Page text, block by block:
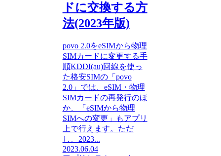
ドに交換する方
法(2023年版)
povo 2.0をeSIMから物理
SIMカードに変更する手
順KDDI(au)回線を使っ
た格安SIMの「povo
2.0」では、eSIM・物理
SIMカードの再発行のほ
か、「eSIMから物理
SIMへの変更」もアプリ
上で行えます。ただ
し、2023...
2023.06.04